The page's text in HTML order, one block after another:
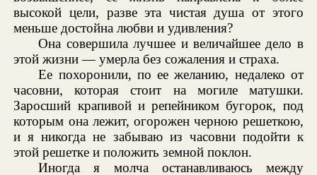
высокой цели, разве эта чистая душа от этого
меньше достойна любви и удивления?
Она совершила лучшее и величайшее дело в
этой жизни — умерла без сожаления и страха.
Ее похоронили, по ее желанию, недалеко от
часовни, которая стоит на могиле матушки.
Заросший крапивой и репейником бугорок, под
которым она лежит, огорожен черною решеткою,
и я никогда не забываю из часовни подойти к
этой решетке и положить земной поклон.
Иногда я молча останавливаюсь между